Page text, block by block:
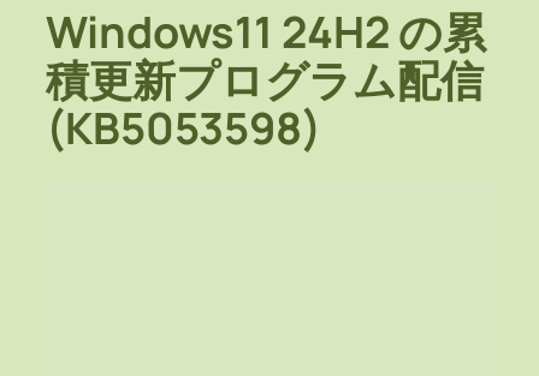
Windows11 24H2 の累
積更新プログラム配信
(KB5053598)